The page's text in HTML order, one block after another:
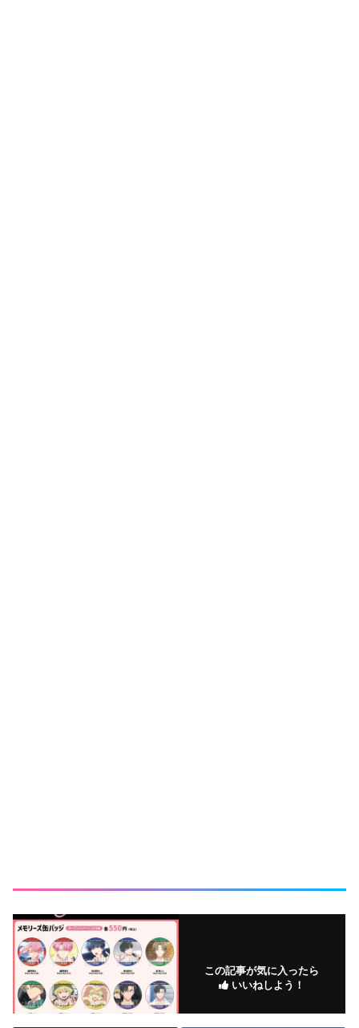
この記事が気に入ったら
いいねしよう！